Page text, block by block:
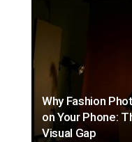
Why Fashion
on Your Phone:
Visual Gap